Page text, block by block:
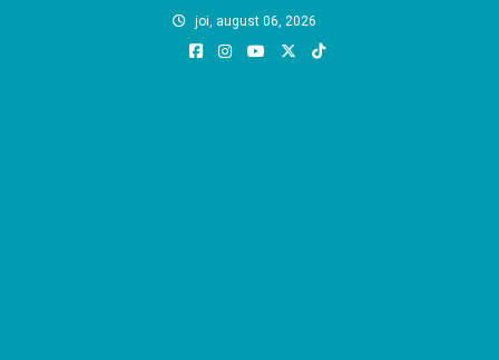
joi, august 06, 2026